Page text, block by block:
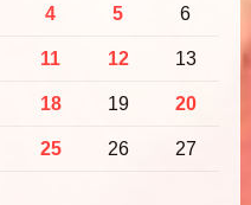
4 5 6
11 12 13
18 19 20
25 26 27